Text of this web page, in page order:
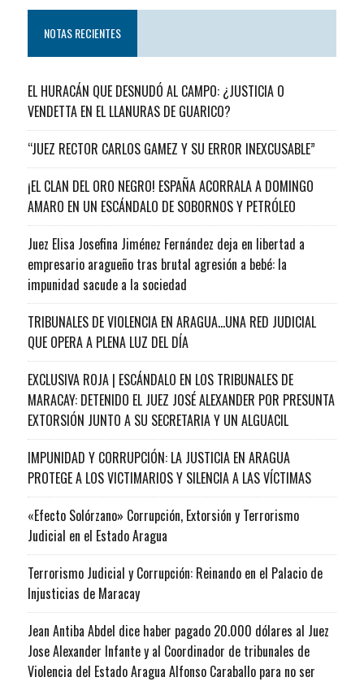
NOTAS RECIENTES
EL HURACÁN QUE DESNUDÓ AL CAMPO: ¿JUSTICIA O
VENDETTA EN EL LLANURAS DE GUARICO?
“JUEZ RECTOR CARLOS GAMEZ Y SU ERROR INEXCUSABLE”
¡EL CLAN DEL ORO NEGRO! ESPAÑA ACORRALA A DOMINGO
AMARO EN UN ESCÁNDALO DE SOBORNOS Y PETRÓLEO
Juez Elisa Josefina Jiménez Fernández deja en libertad a
empresario aragueño tras brutal agresión a bebé: la
impunidad sacude a la sociedad
TRIBUNALES DE VIOLENCIA EN ARAGUA…UNA RED JUDICIAL
QUE OPERA A PLENA LUZ DEL DÍA
EXCLUSIVA ROJA | ESCÁNDALO EN LOS TRIBUNALES DE
MARACAY: DETENIDO EL JUEZ JOSÉ ALEXANDER POR PRESUNTA
EXTORSIÓN JUNTO A SU SECRETARIA Y UN ALGUACIL
IMPUNIDAD Y CORRUPCIÓN: LA JUSTICIA EN ARAGUA
PROTEGE A LOS VICTIMARIOS Y SILENCIA A LAS VÍCTIMAS
«Efecto Solórzano» Corrupción, Extorsión y Terrorismo
Judicial en el Estado Aragua
Terrorismo Judicial y Corrupción: Reinando en el Palacio de
Injusticias de Maracay
Jean Antiba Abdel dice haber pagado 20.000 dólares al Juez
Jose Alexander Infante y al Coordinador de tribunales de
Violencia del Estado Aragua Alfonso Caraballo para no ser